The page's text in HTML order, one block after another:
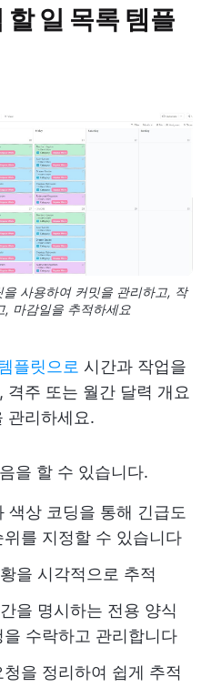
일 목록 템플
사용하여 커밋을 관리하고, 작
, 마감일을 추적하세요
플릿으로 시간과 작업을
주 또는 월간 달력 개요
관리하세요.
을 할 수 있습니다.
색상 코딩을 통해 긴급도
를 지정할 수 있습니다
을 시각적으로 추적
을 명시하는 전용 양식
수락하고 관리합니다
을 정리하여 쉽게 추적